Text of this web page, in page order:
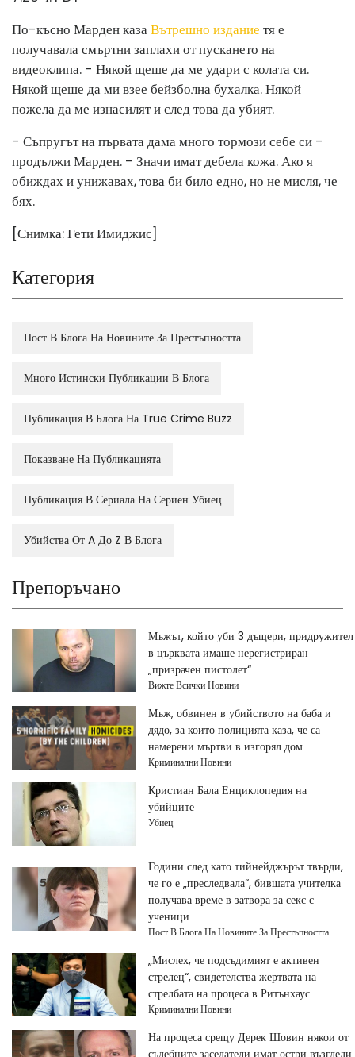
По-късно Марден казаВътрешно издание тя е
получавала смъртни заплахи от пускането на
видеоклипа. - Някой щеше да ме удари с колата си.
Някой щеше да ми взее бейзболна бухалка. Някой
пожела да ме изнасилят и след това да убият.
- Съпругът на първата дама много тормози себе си -
продължи Марден. - Значи имат дебела кожа. Ако я
обиждах и унижавах, това би било едно, но не мисля, че
бях.
[Снимка: Гети Имиджис]
Категория
Пост В Блога На Новините За Престъпността
Много Истински Публикации В Блога
Публикация В Блога На True Crime Buzz
Показване На Публикацията
Публикация В Сериала На Сериен Убиец
Убийства От A До Z В Блога
Препоръчано
Мъжът, който уби 3 дъщери, придружител
в църквата имаше нерегистриран
„призрачен пистолет“
Вижте Всички Новини
Мъж, обвинен в убийството на баба и
дядо, за които полицията каза, че са
намерени мъртви в изгорял дом
Криминални Новини
Кристиан Бала Енциклопедия на
убийците
Убиец
Години след като тийнейджърът твърди,
че го е „преследвала“, бившата учителка
получава време в затвора за секс с
ученици
Пост В Блога На Новините За Престъпността
„Мислех, че подсъдимият е активен
стрелец“, свидетелства жертвата на
стрелбата на процеса в Ритънхаус
Криминални Новини
На процеса срещу Дерек Шовин някои от
съдебните заседатели имат остри възгледи